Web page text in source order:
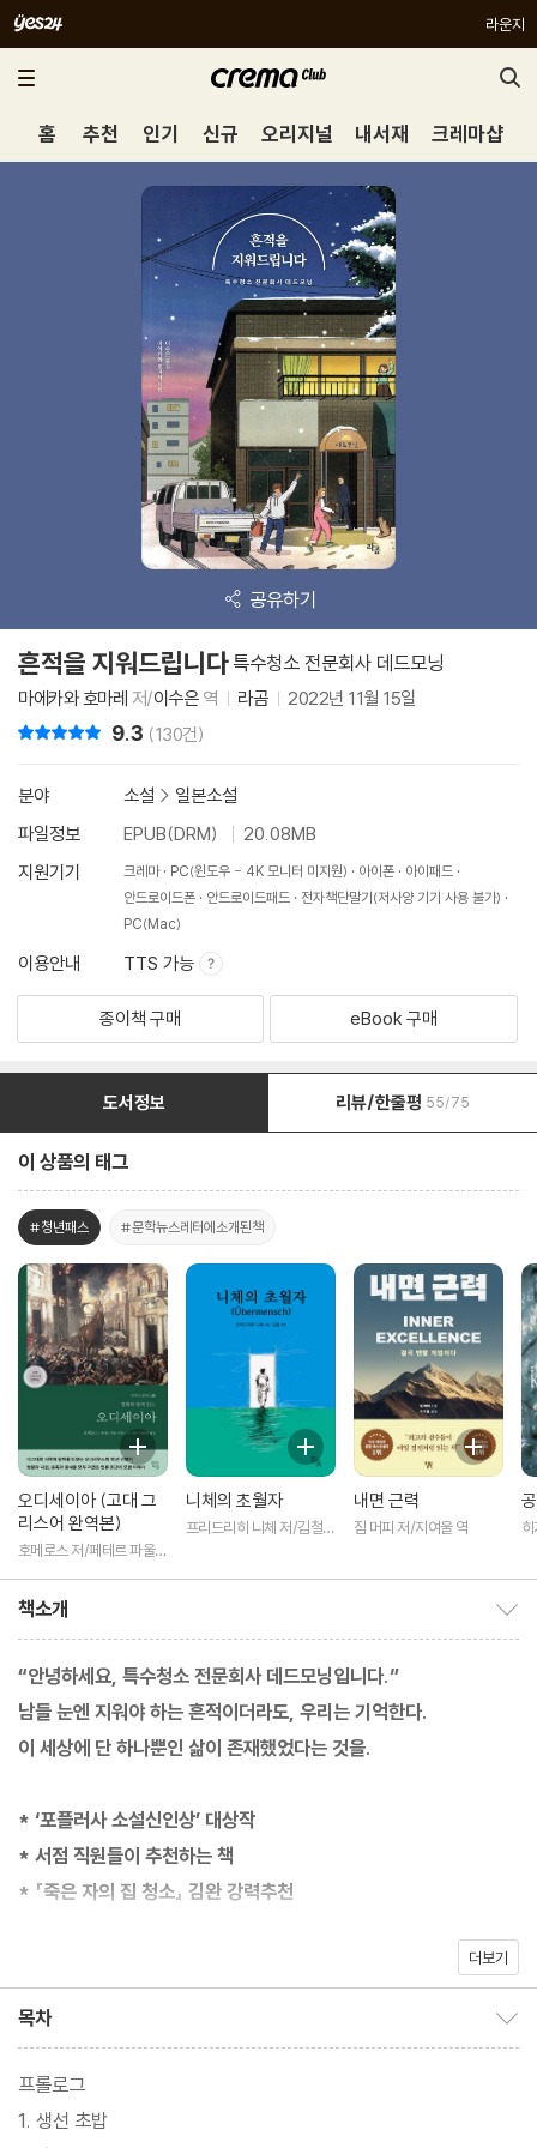
라운지
홈 추천 인기 신규 오리지널 내서재 크레마샵
공유하기
흔적을 지워드립니다 특수청소 전문회사 데드모닝
마에카와 호마레 저/이수은역 라곰 2022년 11월 15일
9.3 (130건)
분야 소설 > 일본소설
파일정보
EPUB(DRM)
20.08MB
지원기기
크레마 PC(윈도우 - 4K 모니터 미지원) 아이폰
아이패드
안드로이드폰
안드로이드패드
전자책단말기(저사양 기기 사용 불가)
PC(Mac)
이용안내 TTS 가능
종이책 구매 eBook 구매
도서정보 리뷰/한줄평 55/75
이 상품의 태그
#청년패스 #문학뉴스레터에소개된책
오디세이아 (고대 그
리스어 완역본)
호메로스 저/페테르 파울
니체의 초월자
프리드리히 니체 저/김철
내면 근력
짐 머피 저/지여울 역
책소개
“안녕하세요, 특수청소 전문회사 데드모닝입니다.”
남들 눈엔 지워야 하는 흔적이더라도, 우리는 기억한다.
이 세상에 단 하나뿐인 삶이 존재했었다는 것을.
* ‘포플러사 소설신인상’ 대상작
* 서점 직원들이 추천하는 책
* 『죽은 자의 집 청소』 김완 강력추천
“마음을 강하게 울리는 이야기”, “차원이 다른 소설” 등 서점 직원들
소』 김완 작가가 적극 추천하는 소설! 일본 대형 문학출판사 포플러
사에서 주관하는 ‘포플러사 소설신인상’ 대상 수상작이기도 한 『흔
적을 지워드립니다 - 특수청소 전문회사 데드모닝』은 특수청소 전
문회사를 중심으로 펼쳐지는 따뜻하고 감동적인 이야기들을 담고
더보기
목차
프롤로그
1. 생선 초밥